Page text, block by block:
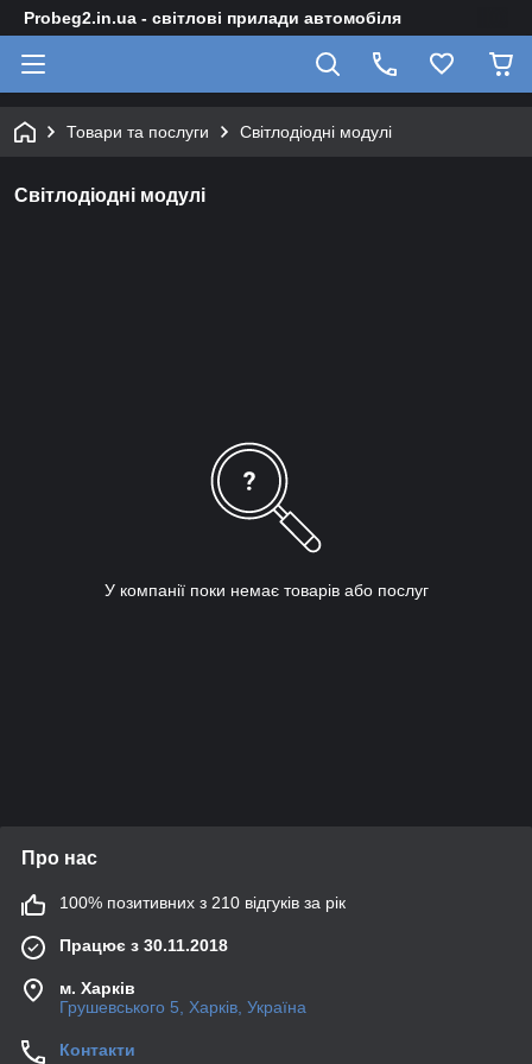
Probeg2.in.ua - світлові прилади автомобіля
Товари та послуги Світлодіодні модулі
Світлодіодні модулі
У компанії поки немає товарів або послуг
Про нас
100% позитивних з 210 відгуків за рік
Працює з 30.11.2018
м. Харків
Грушевського 5, Харків, Україна
Контакти